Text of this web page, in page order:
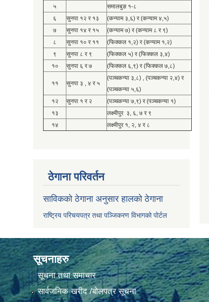
५
समालबुङ १-८
६
सुनपा १२ र १३
(कन्याम ३,६) र (कन्याम ४,५)
७
सुनपा १४ र १५
(कन्याम ७) र (कन्याम ८ र ९)
८
सुनपा १० र ११
(फिक्कल १,२) र (कन्याम १,२)
९
सुनपा ८ र ९
(फिक्कल ५) र (फिक्कल ३,४)
१०
सुनपा ६ र ७ (फिक्कल ६,९) र (फिक्कल ७,८)
११ सुनपा ३ , ४ र ५
(पञ्चकन्या ३,८) , (पञ्चकन्या २,४) र
(पञ्चकन्या ५,६)
१२
सुनपा १ र २
(पञ्चकन्या ७,९) र (पञ्चकन्या १)
१३
लक्ष्मीपुर ३, ६, ७ र ९
१४
लक्ष्मीपुर १, २, ४ र ८
ठेगाना परिवर्तन
साविकको ठेगाना अनुसार हालको ठेगाना
राष्ट्रिय परिचयपत्र तथा पञ्जिकरण विभागको पोर्टल
सूचनाहरु
सूचना तथा समाचार
सार्वजनिक खरीद /बोलपत्र सूचना